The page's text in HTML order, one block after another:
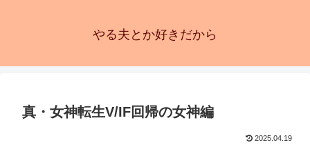
やる夫とか好きだから
真・女神転生V/IF回帰の女神編
2025.04.19